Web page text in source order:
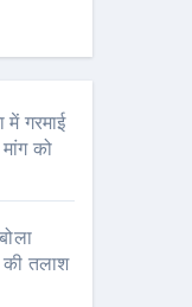
में गरमाई
को
की तलाश